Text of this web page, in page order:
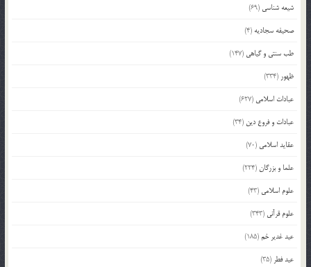
شیعه شناسی (69)
صحیفه سجادیه (4)
طب سنتی و گیاهی (147)
ظهور (334)
عبادات اسلامی (627)
عبادات و فروع دین (34)
عقاید اسلامی (70)
علما و بزرگان(224)
علوم اسلامی (43)
علوم قرآنی (343)
عید غدیر خم(185)
عید فطر (35)